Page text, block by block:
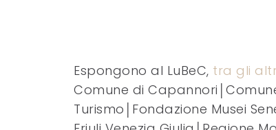
Espongono al LuBeC, tra gli
Comune di
Turismo│Fondazione Musei